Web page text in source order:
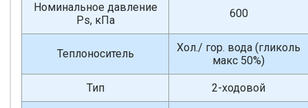
Номинальное давление
Ps, кПа
600
Теплоноситель
Хол./ гор. вода (гликоль
макс 50%)
Тип 2-ходовой